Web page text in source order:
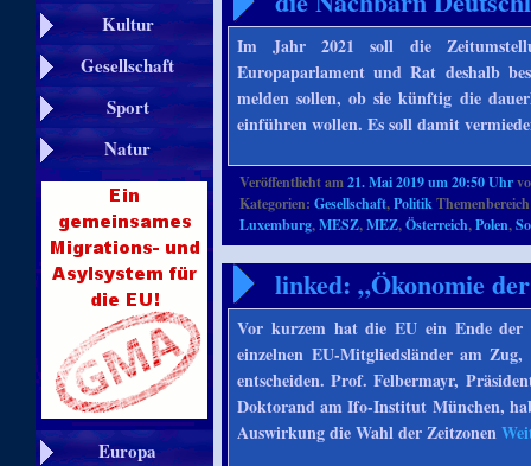
Kultur
Gesellschaft
Sport
Natur
Europa
Im Jahr 2021 soll die
Europaparlament und Rat deshalb
melden sollen, ob sie künftig die
einführen wollen. Es soll damit
Veröffentlicht am21. Mai 2019 um 20:50 Uhr
Kategorien:Gesellschaft,Politik
Luxemburg,MESZ,MEZ,Österreich,Polen,
linked: „Ökonomie
Vor kurzem hat die EU ein Ende der
einzelnen EU-Mitgliedsländer am
entscheiden. Prof. Felbermayr,
Doktorand am Ifo-Institut München,
Auswirkung die Wahl der Zeitzonen